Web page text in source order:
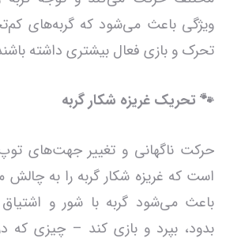
ویژگی باعث می‌شود که گربه‌های
تحرک و بازی فعال بیشتری داشته
🐾 تحریک غریزه شکار گربه
حرکت ناگهانی و تغییر جهت‌های
است که غریزه شکار گربه را به
باعث می‌شود گربه با شور و
بدود، بپرد و بازی کند – چیزی که